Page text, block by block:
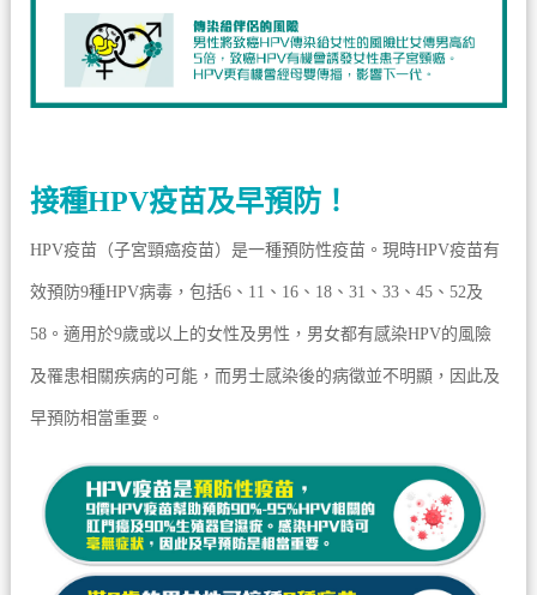
接種HPV疫苗及早預防！
HPV疫苗（子宮頸癌疫苗）是一種預防性疫苗。現時HPV疫苗有
效預防9種HPV病毒，包括6、11、16、18、31、33、45、52及
58。適用於9歲或以上的女性及男性，男女都有感染HPV的風險
及罹患相關疾病的可能，而男士感染後的病徵並不明顯，因此及
早預防相當重要。